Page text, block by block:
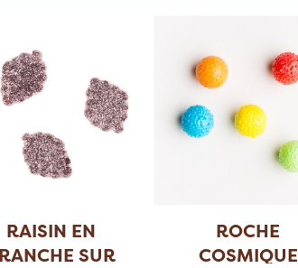
RAISIN EN
SUR
ROCHE
COSMIQUE